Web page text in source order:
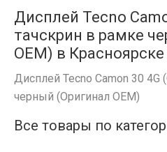
Дисплей Tecno
тачскрин в рамке
OEM) в Красноярске
Дисплей Tecno Camon 30 4G
черный (Оригинал OEM)
Все товары по